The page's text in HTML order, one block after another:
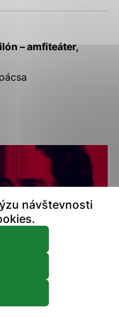
– amfiteáter,
návštevnosti
stránky. Bez
stránok
používajú, aby
im lepšiu